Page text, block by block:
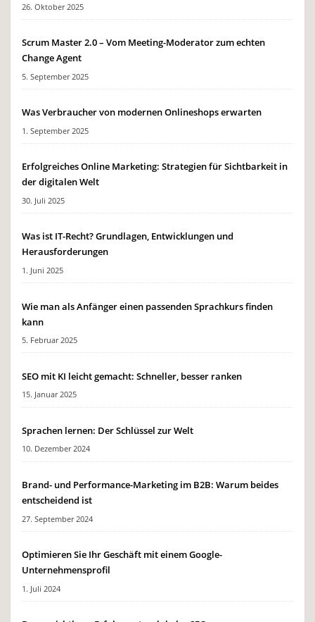
26. Oktober 2025
Scrum Master 2.0 – Vom Meeting-Moderator zum echten
Change Agent
5. September 2025
Was Verbraucher von modernen Onlineshops erwarten
1. September 2025
Erfolgreiches Online Marketing: Strategien für Sichtbarkeit in
der digitalen Welt
30. Juli 2025
Was ist IT-Recht? Grundlagen, Entwicklungen und
Herausforderungen
1. Juni 2025
Wie man als Anfänger einen passenden Sprachkurs finden
kann
5. Februar 2025
SEO mit KI leicht gemacht: Schneller, besser ranken
15. Januar 2025
Sprachen lernen: Der Schlüssel zur Welt
10. Dezember 2024
Brand- und Performance-Marketing im B2B: Warum beides
entscheidend ist
27. September 2024
Optimieren Sie Ihr Geschäft mit einem Google-
Unternehmensprofil
1. Juli 2024